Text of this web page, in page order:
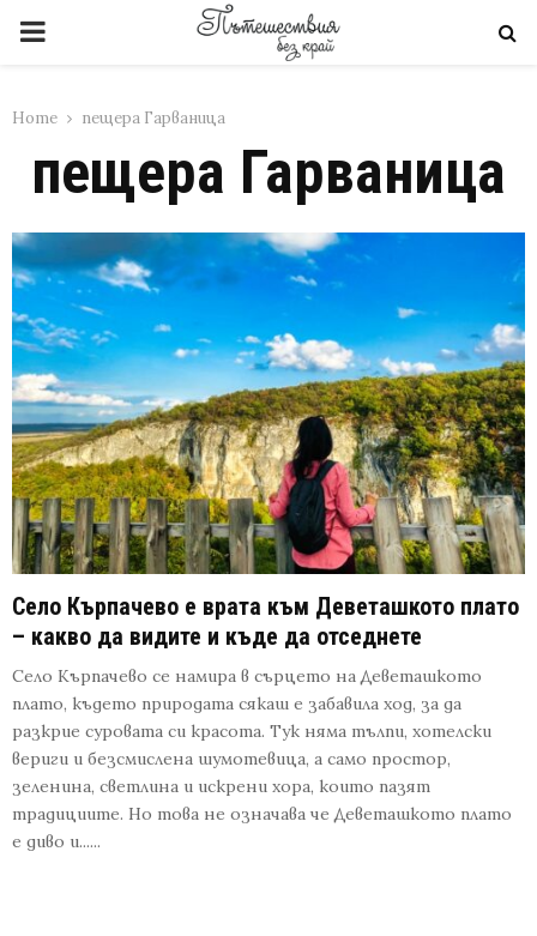
PRIMARY
Home пещера Гарваница
пещера Гарваница
Село Кърпачево е врата към Деветашкото плато
– какво да видите и къде да отседнете
Село Кърпачево се намира в сърцето на Деветашкото
плато, където природата сякаш е забавила ход, за да
разкрие суровата си красота. Тук няма тълпи, хотелски
вериги и безсмислена шумотевица, а само простор,
зеленина, светлина и искрени хора, които пазят
традициите. Но това не означава че Деветашкото плато
е диво и......